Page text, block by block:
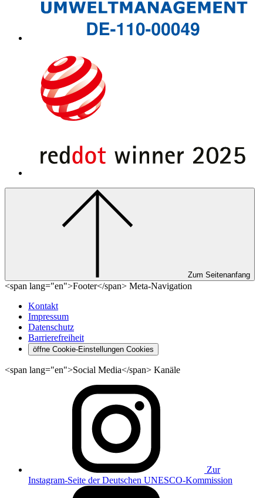
Zum Seitenanfang
<span lang="en">Footer</span> Meta-Navigation
Kontakt
Impressum
Datenschutz
Barrierefreiheit
öffne Cookie-Einstellungen Cookies
<span lang="en">Social Media</span> Kanäle
Zur
Instagram-Seite der Deutschen UNESCO-Kommission